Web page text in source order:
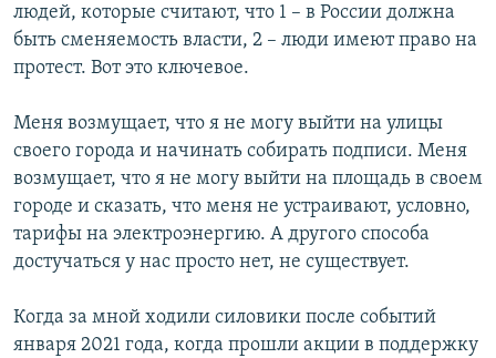
людей, которые считают, что 1 – в России должна
быть сменяемость власти, 2 – люди имеют право на
протест. Вот это ключевое.
Меня возмущает, что я не могу выйти на улицы
своего города и начинать собирать подписи. Меня
возмущает, что я не могу выйти на площадь в своем
городе и сказать, что меня не устраивают, условно,
тарифы на электроэнергию. А другого способа
достучаться у нас просто нет, не существует.
Когда за мной ходили силовики после событий
января 2021 года, когда прошли акции в поддержку